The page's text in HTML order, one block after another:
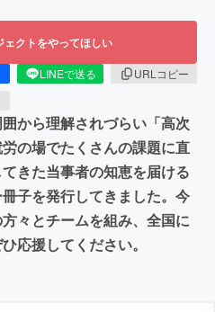
ェクトをやってほしい
LINEで送る
URLコピー
から理解されづらい「高次
の場でたくさんの課題に直
きた当事者の知恵を届ける
子を発行してきました。今
々とチームを組み、全国に
応援してください。